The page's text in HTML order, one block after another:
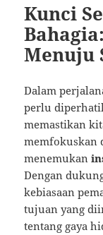
Kunci
Menuju
Dalam
perlu
memastikan
memfokuskan
menemukan
Dengan
kebiasaan
tujuan yang
tentang gaya